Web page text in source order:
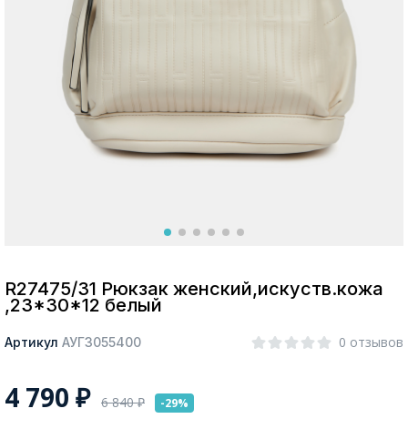
Москва
Покупателям
R27475/31 Рюкзак женский,искуств.кожа
,23*30*12 белый
Артикул АУГЗ055400 0 отзывов
4 790 ₽ 6 840₽ -29%